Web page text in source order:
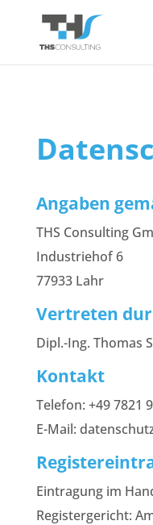
Angaben
THS Consulting
Industriehof 6
77933 Lahr
Vertreten
Dipl.-Ing. Thomas
Kontakt
Telefon: +49 7821
E-Mail:
Eintragung im
Registergericht: